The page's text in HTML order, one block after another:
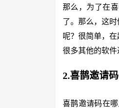
那么，为了在
了。那么，这
呢？很简单，
很多其他的软件
2.喜鹊邀请
喜鹊邀请码在